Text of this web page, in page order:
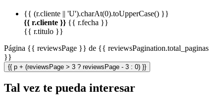
{{ (r.cliente || 'U').charAt(0).toUpperCase() }}
{{ r.cliente }} {{ r.fecha }}
{{ r.titulo }}
Página {{ reviewsPage }} de {{ reviewsPagination.total_paginas
}}
{{ p + (reviewsPage > 3 ? reviewsPage - 3 : 0) }}
Tal vez te pueda interesar